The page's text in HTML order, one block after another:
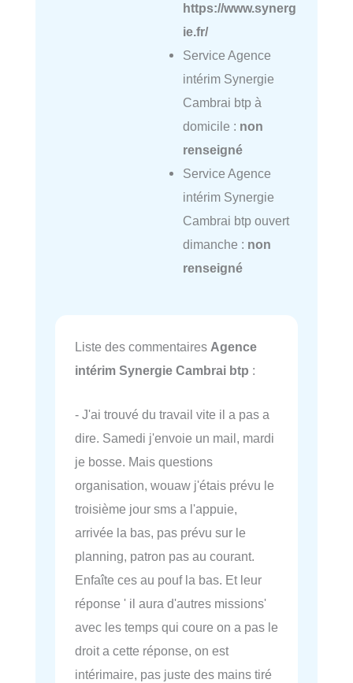
https://www.synerg
ie.fr/
Service Agence
intérim Synergie
Cambrai btp à
domicile : non
renseigné
Service Agence
intérim Synergie
Cambrai btp ouvert
dimanche : non
renseigné
Liste des commentaires Agence
intérim Synergie Cambrai btp :
- J'ai trouvé du travail vite il a pas a
dire. Samedi j'envoie un mail, mardi
je bosse. Mais questions
organisation, wouaw j'étais prévu le
troisième jour sms a l'appuie,
arrivée la bas, pas prévu sur le
planning, patron pas au courant.
Enfaîte ces au pouf la bas. Et leur
réponse ' il aura d'autres missions'
avec les temps qui coure on a pas le
droit a cette réponse, on est
intérimaire, pas juste des mains tiré